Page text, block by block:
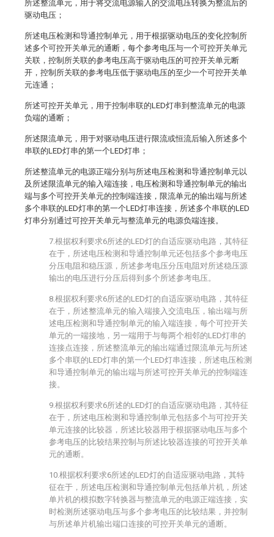
所述整流单元，用于将交流电源输入的交流电压转换为整流后的
驱动电压；
所述电压检测和导通控制单元，用于根据驱动电压的变化控制所
述多个可控开关单元的通断，每个参考电压与一个可控开关单元
关联，控制所关联的参考电压高于驱动电压的可控开关单元断
开，控制所关联的参考电压低于驱动电压的至少一个可控开关单
元连通；
所述可控开关单元，用于控制串联的LED灯串到整流单元的电源
负端的通断；
所述限流单元，用于对驱动电压进行限流或恒流后输入所述多个
串联的LED灯串的第一个LED灯串；
所述整流单元的电源正端分别与所述电压检测和导通控制单元以
及所述限流单元的输入端连接，电压检测和导通控制单元的输出
端与多个可控开关单元的控制端连接，限流单元的输出端与所述
多个串联的LED灯串的第一个LED灯串连接，所述多个串联的LED
灯串分别通过可控开关单元与整流单元的电源负端连接。
7.根据权利要求6所述的LED灯的自适应驱动电路，其特征
在于，所述电压检测和导通控制单元还包括多个参考电压
分压电阻和稳压源，所述参考电压分压电阻对所述稳压源
输出的电压进行分压后得到多个所述参考电压。
8.根据权利要求6所述的LED灯的自适应驱动电路，其特征
在于，所述整流单元的输入端接入交流电压，输出端与所
述电压检测和导通控制单元的输入端连接，每个可控开关
单元的一端接地，另一端用于与每两个相邻的LED灯串的
连接点连接，所述整流单元的输出端通过限流单元与所述
多个串联的LED灯串的第一个LED灯串连接，所述电压检测
和导通控制单元的输出端与所述可控开关单元的控制端连
接。
9.根据权利要求6所述的LED灯的自适应驱动电路，其特征
在于，所述电压检测和导通控制单元包括多个与可控开关
单元连接的比较器，所述比较器用于根据驱动电压与多个
参考电压的比较结果控制与所述比较器连接的可控开关单
元的通断。
10.根据权利要求6所述的LED灯的自适应驱动电路，其特
征在于，所述电压检测和导通控制单元包括单片机，所述
单片机的模拟数字转换器与整流单元的电源正端连接，实
时检测所述驱动电压与多个参考电压的比较结果，并控制
与所述单片机输出端口连接的可控开关单元的通断。